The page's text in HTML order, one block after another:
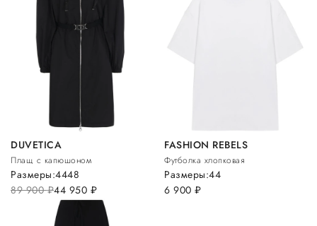
DUVETICA
Плащ с капюшоном
89 900руб.44 950 руб.
Размеры:4448
FASHION REBELS
Футболка хлопковая
6 900руб.
Размеры:44